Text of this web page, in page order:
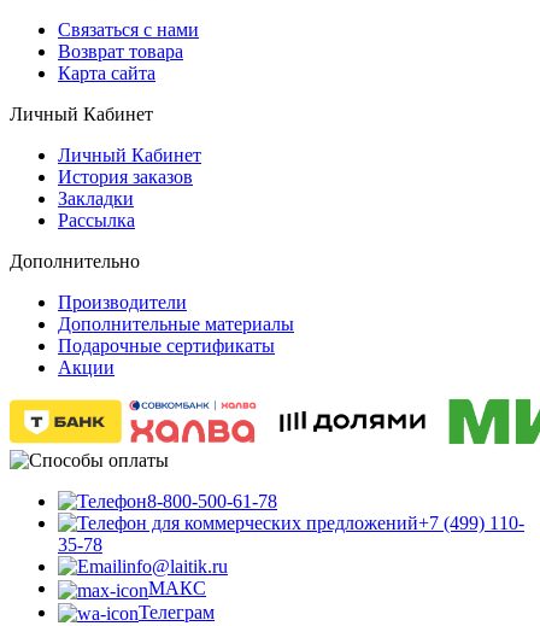
Связаться с нами
Возврат товара
Карта сайта
Личный Кабинет
Личный Кабинет
История заказов
Закладки
Рассылка
Дополнительно
Производители
Дополнительные материалы
Подарочные сертификаты
Акции
8-800-500-61-78
+7 (499) 110-
35-78
info@laitik.ru
МАКС
Телеграм